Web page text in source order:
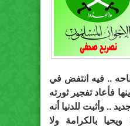
.. فيه انتفض في
فأعاد تفجير ثورته
.. وأثبت للدنيا أنه
بالكرامة ولا